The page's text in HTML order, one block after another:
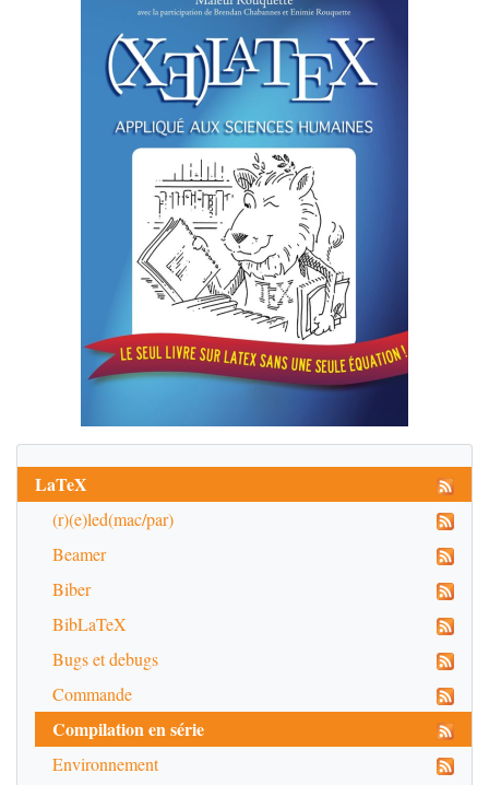
LaTeX
(r)(e)led(mac/par)
Beamer
Biber
BibLaTeX
Bugs et debugs
Commande
Compilation en série
Environnement